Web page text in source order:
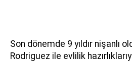
Son dönemde 9 yıldır nişanlı
Rodriguez ile evlilik